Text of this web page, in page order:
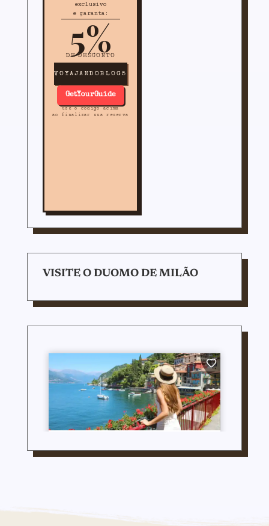
exclusivo
e garanta:
5%
DE DESCONTO
VOYAJANDOBLOG5
GetYourGuide
use o código acima
ao finalizar sua reserva
VISITE O DUOMO DE MILÃO